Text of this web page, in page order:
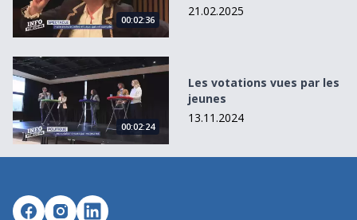
00:02:36
21.02.2025
Les votations vues par les jeunes
00:02:24
Les votations vues par les
jeunes
13.11.2024